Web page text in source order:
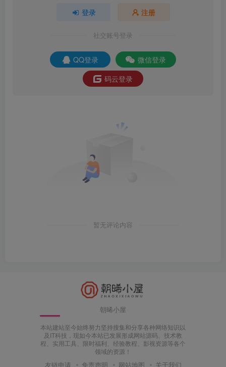
登录 注册
社交账号登录
QQ登录
微信登录
码云登录
暂无评论内容
朝晞小屋
本站建站至今始终努力坚持搜集和分享各种网络知识以
及IT科技，现如今本站已发展形成网站源码、技术教
程、实用工具、限时福利、经验教程、影视资源等各个
领域的资源！
友链申请 免责声明 网站地图 关于我们